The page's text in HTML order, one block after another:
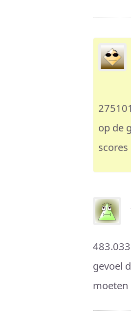
op de
gevoel
moeten